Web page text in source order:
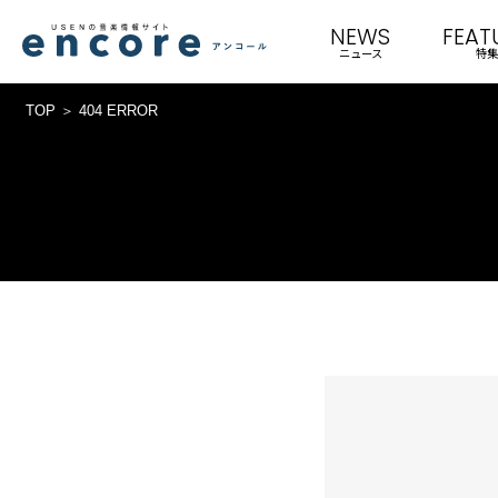
NEWS
ニュース 特集
TOP 404 ERROR